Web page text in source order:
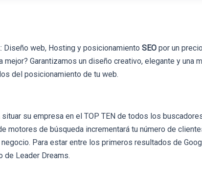
Diseño web, Hosting y posicionamiento SEO por un
mejor? Garantizamos un diseño creativo, elegante y una
del posicionamiento de tu web.
su empresa en el TOP TEN de todos los
motores de búsqueda incrementará tu número de
Para estar entre los primeros resultados de
de Leader Dreams.